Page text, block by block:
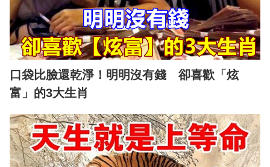
口袋比臉還乾淨！明明沒有錢 卻喜歡「炫
富」的3大生肖